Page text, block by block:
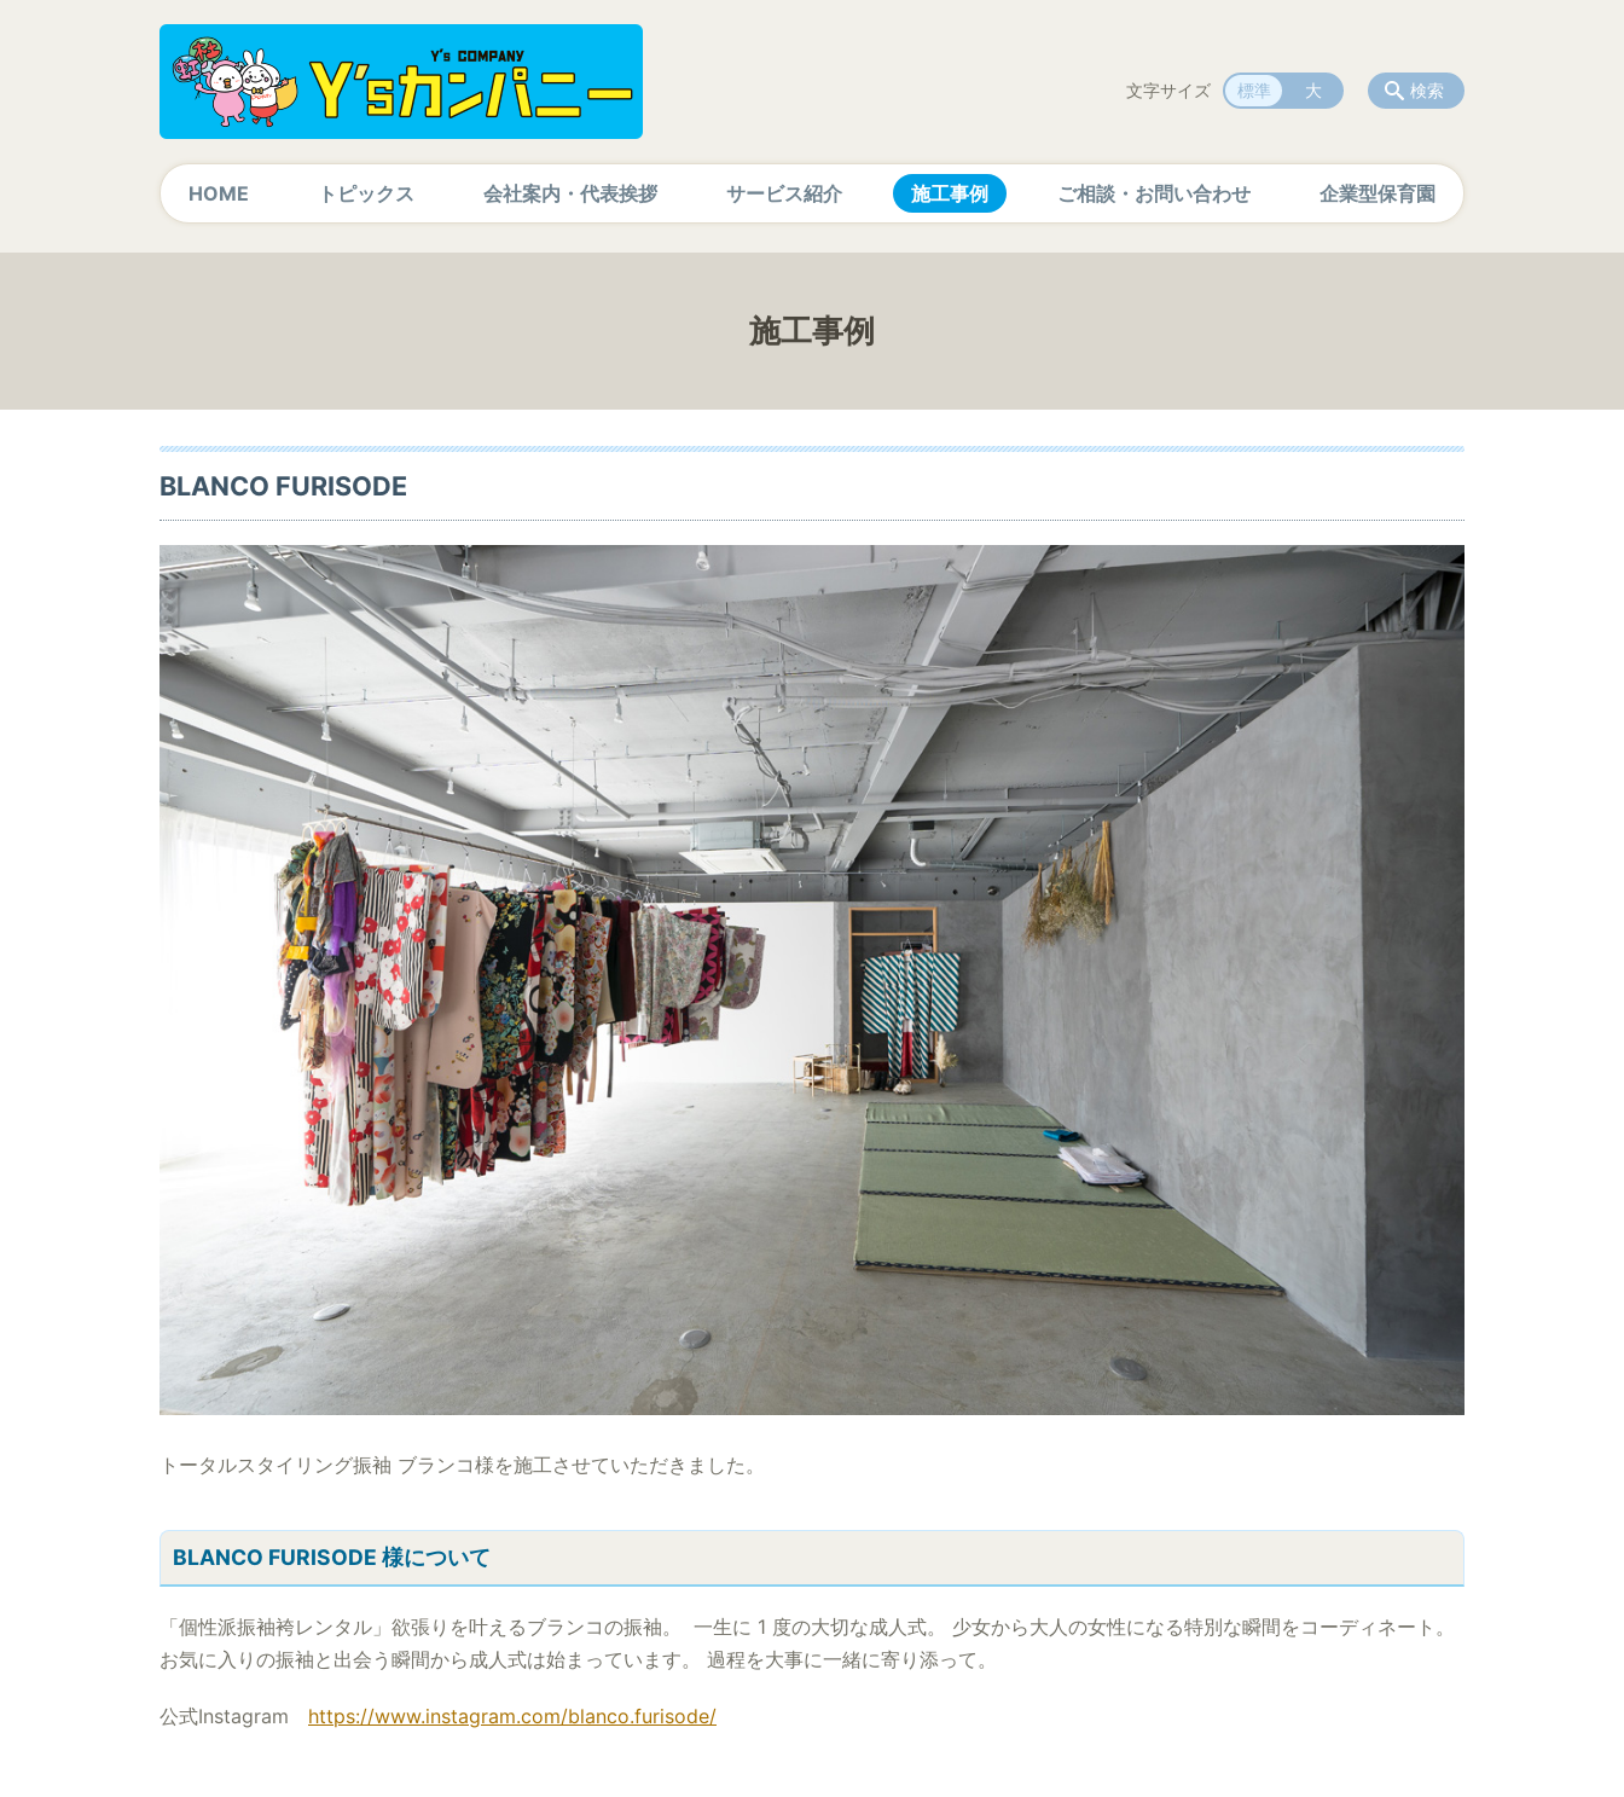
HOME トピックス 会社案内・代表挨拶 サービス紹介 施工事例 ご相談・お問い合わせ 企業型保育園
検索
文字サイズ 標準 大
施工事例
BLANCO FURISODE
トータルスタイリング振袖 ブランコ様を施工させていただきました。
BLANCO FURISODE 様について
「個性派振袖袴レンタル」欲張りを叶えるブランコの振袖。 一生に 1 度の大切な成人式。 少女から大人の女性になる特別な瞬間をコーディネート。
お気に入りの振袖と出会う瞬間から成人式は始まっています。 過程を大事に一緒に寄り添って。
公式Instagram https://www.instagram.com/blanco.furisode/